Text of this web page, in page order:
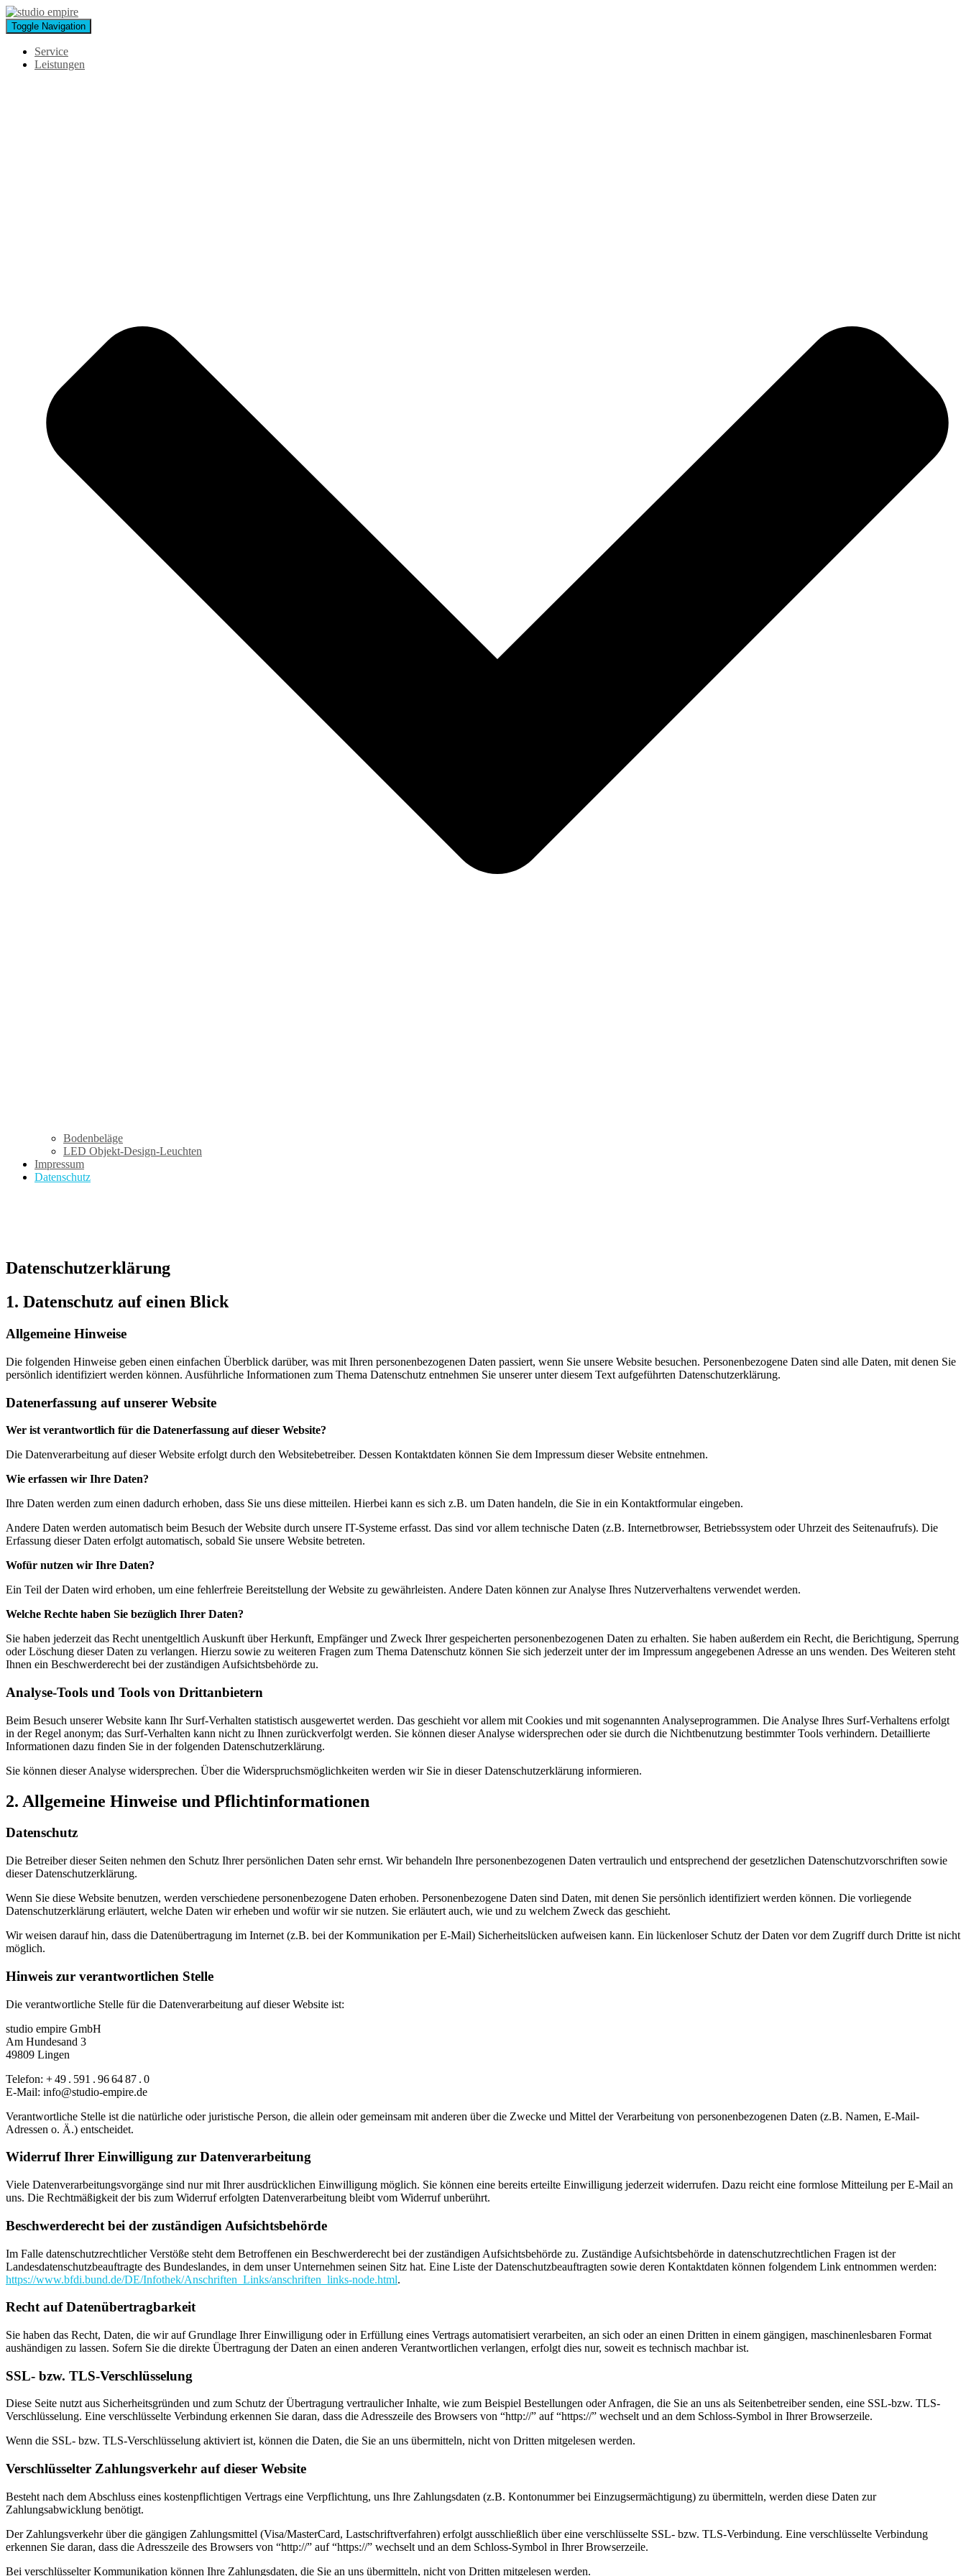
Toggle Navigation
Service
Leistungen
Bodenbeläge
LED Objekt-Design-Leuchten
Impressum
Datenschutz
Datenschutzerklärung
1. Datenschutz auf einen Blick
Allgemeine Hinweise
Die folgenden Hinweise geben einen einfachen Überblick darüber, was mit Ihren personenbezogenen Daten passiert, wenn Sie unsere Website besuchen. Personenbezogene Daten sind alle Daten, mit denen Sie
persönlich identifiziert werden können. Ausführliche Informationen zum Thema Datenschutz entnehmen Sie unserer unter diesem Text aufgeführten Datenschutzerklärung.
Datenerfassung auf unserer Website
Wer ist verantwortlich für die Datenerfassung auf dieser Website?
Die Datenverarbeitung auf dieser Website erfolgt durch den Websitebetreiber. Dessen Kontaktdaten können Sie dem Impressum dieser Website entnehmen.
Wie erfassen wir Ihre Daten?
Ihre Daten werden zum einen dadurch erhoben, dass Sie uns diese mitteilen. Hierbei kann es sich z.B. um Daten handeln, die Sie in ein Kontaktformular eingeben.
Andere Daten werden automatisch beim Besuch der Website durch unsere IT-Systeme erfasst. Das sind vor allem technische Daten (z.B. Internetbrowser, Betriebssystem oder Uhrzeit des Seitenaufrufs). Die
Erfassung dieser Daten erfolgt automatisch, sobald Sie unsere Website betreten.
Wofür nutzen wir Ihre Daten?
Ein Teil der Daten wird erhoben, um eine fehlerfreie Bereitstellung der Website zu gewährleisten. Andere Daten können zur Analyse Ihres Nutzerverhaltens verwendet werden.
Welche Rechte haben Sie bezüglich Ihrer Daten?
Sie haben jederzeit das Recht unentgeltlich Auskunft über Herkunft, Empfänger und Zweck Ihrer gespeicherten personenbezogenen Daten zu erhalten. Sie haben außerdem ein Recht, die Berichtigung, Sperrung
oder Löschung dieser Daten zu verlangen. Hierzu sowie zu weiteren Fragen zum Thema Datenschutz können Sie sich jederzeit unter der im Impressum angegebenen Adresse an uns wenden. Des Weiteren steht
Ihnen ein Beschwerderecht bei der zuständigen Aufsichtsbehörde zu.
Analyse-Tools und Tools von Drittanbietern
Beim Besuch unserer Website kann Ihr Surf-Verhalten statistisch ausgewertet werden. Das geschieht vor allem mit Cookies und mit sogenannten Analyseprogrammen. Die Analyse Ihres Surf-Verhaltens erfolgt
in der Regel anonym; das Surf-Verhalten kann nicht zu Ihnen zurückverfolgt werden. Sie können dieser Analyse widersprechen oder sie durch die Nichtbenutzung bestimmter Tools verhindern. Detaillierte
Informationen dazu finden Sie in der folgenden Datenschutzerklärung.
Sie können dieser Analyse widersprechen. Über die Widerspruchsmöglichkeiten werden wir Sie in dieser Datenschutzerklärung informieren.
2. Allgemeine Hinweise und Pflichtinformationen
Datenschutz
Die Betreiber dieser Seiten nehmen den Schutz Ihrer persönlichen Daten sehr ernst. Wir behandeln Ihre personenbezogenen Daten vertraulich und entsprechend der gesetzlichen Datenschutzvorschriften sowie
dieser Datenschutzerklärung.
Wenn Sie diese Website benutzen, werden verschiedene personenbezogene Daten erhoben. Personenbezogene Daten sind Daten, mit denen Sie persönlich identifiziert werden können. Die vorliegende
Datenschutzerklärung erläutert, welche Daten wir erheben und wofür wir sie nutzen. Sie erläutert auch, wie und zu welchem Zweck das geschieht.
Wir weisen darauf hin, dass die Datenübertragung im Internet (z.B. bei der Kommunikation per E-Mail) Sicherheitslücken aufweisen kann. Ein lückenloser Schutz der Daten vor dem Zugriff durch Dritte ist nicht
möglich.
Hinweis zur verantwortlichen Stelle
Die verantwortliche Stelle für die Datenverarbeitung auf dieser Website ist:
studio empire GmbH
Am Hundesand 3
49809 Lingen
Telefon: + 49 . 591 . 96 64 87 . 0
E-Mail: info@studio-empire.de
Verantwortliche Stelle ist die natürliche oder juristische Person, die allein oder gemeinsam mit anderen über die Zwecke und Mittel der Verarbeitung von personenbezogenen Daten (z.B. Namen, E-Mail-
Adressen o. Ä.) entscheidet.
Widerruf Ihrer Einwilligung zur Datenverarbeitung
Viele Datenverarbeitungsvorgänge sind nur mit Ihrer ausdrücklichen Einwilligung möglich. Sie können eine bereits erteilte Einwilligung jederzeit widerrufen. Dazu reicht eine formlose Mitteilung per E-Mail an
uns. Die Rechtmäßigkeit der bis zum Widerruf erfolgten Datenverarbeitung bleibt vom Widerruf unberührt.
Beschwerderecht bei der zuständigen Aufsichtsbehörde
Im Falle datenschutzrechtlicher Verstöße steht dem Betroffenen ein Beschwerderecht bei der zuständigen Aufsichtsbehörde zu. Zuständige Aufsichtsbehörde in datenschutzrechtlichen Fragen ist der
Landesdatenschutzbeauftragte des Bundeslandes, in dem unser Unternehmen seinen Sitz hat. Eine Liste der Datenschutzbeauftragten sowie deren Kontaktdaten können folgendem Link entnommen werden:
https://www.bfdi.bund.de/DE/Infothek/Anschriften_Links/anschriften_links-node.html.
Recht auf Datenübertragbarkeit
Sie haben das Recht, Daten, die wir auf Grundlage Ihrer Einwilligung oder in Erfüllung eines Vertrags automatisiert verarbeiten, an sich oder an einen Dritten in einem gängigen, maschinenlesbaren Format
aushändigen zu lassen. Sofern Sie die direkte Übertragung der Daten an einen anderen Verantwortlichen verlangen, erfolgt dies nur, soweit es technisch machbar ist.
SSL- bzw. TLS-Verschlüsselung
Diese Seite nutzt aus Sicherheitsgründen und zum Schutz der Übertragung vertraulicher Inhalte, wie zum Beispiel Bestellungen oder Anfragen, die Sie an uns als Seitenbetreiber senden, eine SSL-bzw. TLS-
Verschlüsselung. Eine verschlüsselte Verbindung erkennen Sie daran, dass die Adresszeile des Browsers von “http://” auf “https://” wechselt und an dem Schloss-Symbol in Ihrer Browserzeile.
Wenn die SSL- bzw. TLS-Verschlüsselung aktiviert ist, können die Daten, die Sie an uns übermitteln, nicht von Dritten mitgelesen werden.
Verschlüsselter Zahlungsverkehr auf dieser Website
Besteht nach dem Abschluss eines kostenpflichtigen Vertrags eine Verpflichtung, uns Ihre Zahlungsdaten (z.B. Kontonummer bei Einzugsermächtigung) zu übermitteln, werden diese Daten zur
Zahlungsabwicklung benötigt.
Der Zahlungsverkehr über die gängigen Zahlungsmittel (Visa/MasterCard, Lastschriftverfahren) erfolgt ausschließlich über eine verschlüsselte SSL- bzw. TLS-Verbindung. Eine verschlüsselte Verbindung
erkennen Sie daran, dass die Adresszeile des Browsers von “http://” auf “https://” wechselt und an dem Schloss-Symbol in Ihrer Browserzeile.
Bei verschlüsselter Kommunikation können Ihre Zahlungsdaten, die Sie an uns übermitteln, nicht von Dritten mitgelesen werden.